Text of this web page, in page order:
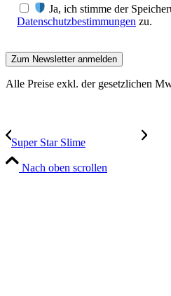
Ja, ich stimme der
Datenschutzbestimmungen zu.
Alle Preise exkl. der gesetzlichen
Super Star Slime
Nach oben scrollen